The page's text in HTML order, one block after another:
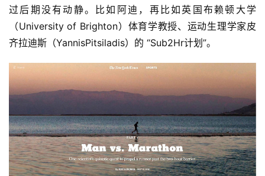
过后期没有动静。比如阿迪，再比如英国布赖顿大学
（University of Brighton）体育学教授、运动生理学家皮
齐拉迪斯（YannisPitsiladis）的 “Sub2Hr计划”。